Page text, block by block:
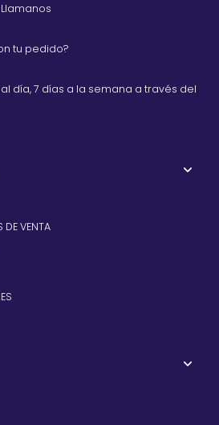
tu pedido?
día, 7 días a la semana a través del
DE VENTA